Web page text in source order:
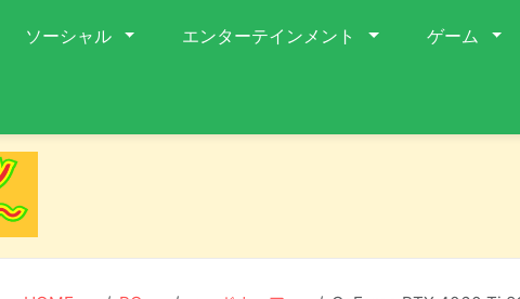
ソーシャル エンターテインメント ゲーム